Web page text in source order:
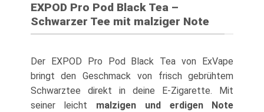
EXPOD Pro Pod Black Tea –
Schwarzer Tee mit malziger Note
Der EXPOD Pro Pod Black Tea von ExVape
bringt den Geschmack von frisch gebrühtem
Schwarztee direkt in deine E-Zigarette. Mit
seiner leicht malzigen und erdigen Note